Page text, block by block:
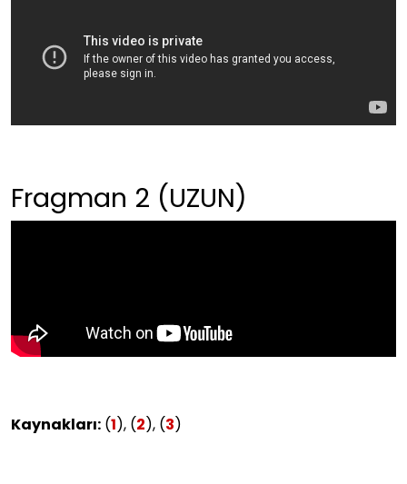
Fragman 2 (UZUN)
Kaynakları: (1), (2), (3)